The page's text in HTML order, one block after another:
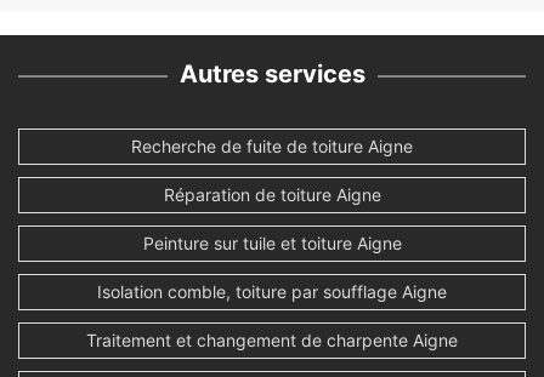
Autres services
Recherche de fuite de toiture Aigne
Réparation de toiture Aigne
Peinture sur tuile et toiture Aigne
Isolation comble, toiture par soufflage Aigne
Traitement et changement de charpente Aigne